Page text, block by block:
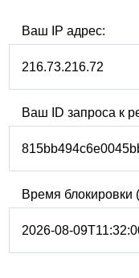
Ваш IP адрес:
216.73.216.72
Ваш ID запроса к
Время блокировки
2026-08-